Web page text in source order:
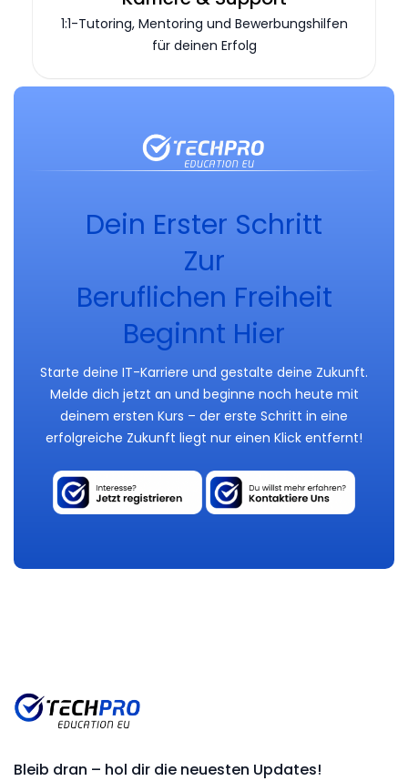
1:1-Tutoring, Mentoring und Bewerbungshilfen
für deinen Erfolg
Dein Erster Schritt
Zur
Beruflichen Freiheit
Beginnt Hier
Starte deine IT-Karriere und gestalte deine Zukunft.
Melde dich jetzt an und beginne noch heute mit
deinem ersten Kurs – der erste Schritt in eine
erfolgreiche Zukunft liegt nur einen Klick entfernt!
Bleib dran – hol dir die neuesten Updates!